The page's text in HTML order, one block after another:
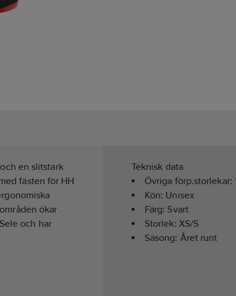
en slitstark
fästen för HH
ökar
och har
Teknisk data
Övriga förp.storlekar:
Kön: Unisex
Färg:Svart
Storlek: XS/S
Säsong: Året runt